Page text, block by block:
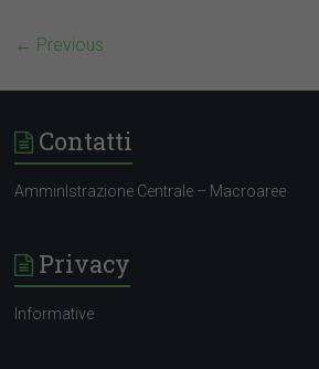
← Previous
Contatti
AmminIstrazione Centrale – Macroaree
Privacy
Informative